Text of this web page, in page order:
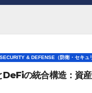
SECURITY & DEFENSE（防衛・セキュ
の統合構造：資